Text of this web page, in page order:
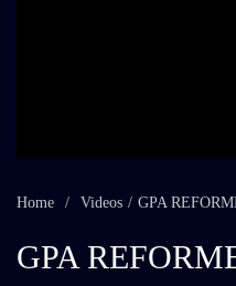
Home / Videos / GPA
GPA